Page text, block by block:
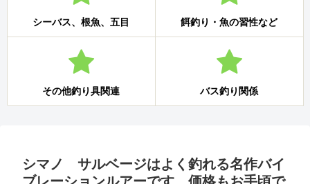
シーバス、根魚、五目 餌釣り・魚の習性など
その他釣り具関連 バス釣り関係
シマノ サルベージはよく釣れる名作バイ